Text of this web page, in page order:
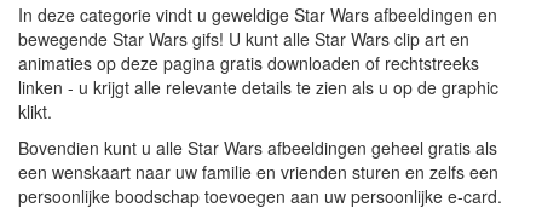
In deze categorie vindt u geweldige Star Wars afbeeldingen en
bewegende Star Wars gifs! U kunt alle Star Wars clip art en
animaties op deze pagina gratis downloaden of rechtstreeks
linken - u krijgt alle relevante details te zien als u op de graphic
klikt.
Bovendien kunt u alle Star Wars afbeeldingen geheel gratis als
een wenskaart naar uw familie en vrienden sturen en zelfs een
persoonlijke boodschap toevoegen aan uw persoonlijke e-card.